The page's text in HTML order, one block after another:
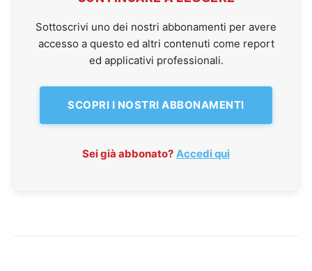
Sottoscrivi uno dei nostri abbonamenti per avere
accesso a questo ed altri contenuti come report
ed applicativi professionali.
SCOPRI I NOSTRI ABBONAMENTI
Sei già abbonato? Accedi qui